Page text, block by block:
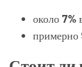
около 7%
примерно